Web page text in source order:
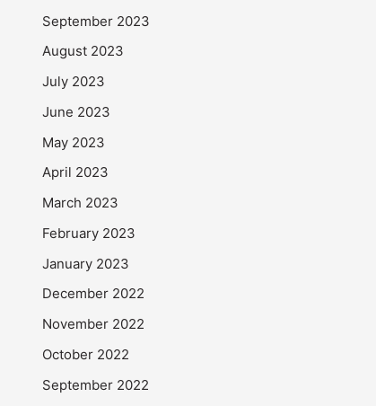
September 2023
August 2023
July 2023
June 2023
May 2023
April 2023
March 2023
February 2023
January 2023
December 2022
November 2022
October 2022
September 2022